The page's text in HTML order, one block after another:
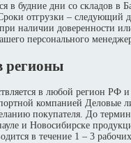
в будние дни со складов в
отгрузки – следующий
при наличии доверенности
персонального
регионы
в любой регион РФ
компанией Деловые
покупателя. До
и Новосибирске
в течение 1 – 3